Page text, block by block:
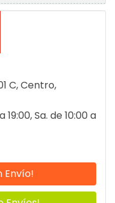
C, Centro,
19:00, Sa. de 10:00 a
Envío!